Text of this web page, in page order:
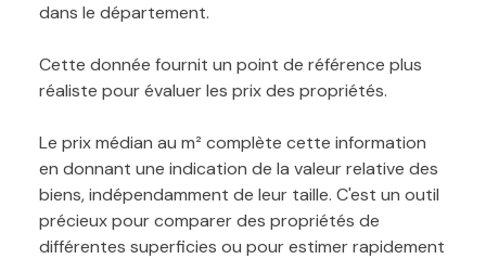
dans le département.
Cette donnée fournit un point de référence plus
réaliste pour évaluer les prix des propriétés.
Le prix médian au m² complète cette information
en donnant une indication de la valeur relative des
biens, indépendamment de leur taille. C'est un outil
précieux pour comparer des propriétés de
différentes superficies ou pour estimer rapidement